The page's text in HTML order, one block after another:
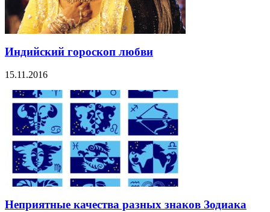
Индийский гороскоп любви
15.11.2016
Неприятные качества разных знаков Зодиака